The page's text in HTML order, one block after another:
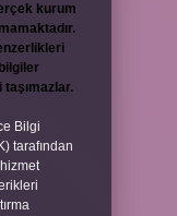
kurum
Bilgi
tarafından